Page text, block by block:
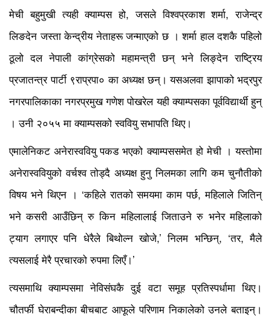
मेची बहुमुखी त्यही क्याम्पस हो, जसले विश्वप्रकाश शर्मा, राजेन्द्र
लिङदेन जस्ता केन्द्रीय नेताहरू जन्माएको छ । शर्मा हाल दशकै पहिलो
ठूलो दल नेपाली कांग्रेसको महामन्त्री छन् भने लिङ्देन राष्ट्रिय
प्रजातन्त्र पार्टी ९राप्रपा० का अध्यक्ष छन्। यसअलवा झापाको भद्रपुर
नगरपालिकाका नगरप्रमुख गणेश पोखरेल यही क्याम्पसका पूर्वविद्यार्थी हुन्
। उनी २०५५ मा क्याम्पसको स्ववियु सभापति थिए।
एमालेनिकट अनेरास्ववियु पकड भएको क्याम्पससमेत हो मेची । यस्तोमा
अनेरास्ववियुको वर्चश्व तोड्दै अध्यक्ष हुनु निलमका लागि कम चुनौतीको
विषय भने थिएन । ‘कहिले रातको समयमा काम पर्छ, महिलाले जितिन्
भने कसरी आउँछिन् रु किन महिलालाई जिताउने रु भनेर महिलाको
ट्याग लगाएर पनि धेरैले बिथोल्न खोजे,’ निलम भन्छिन्, ‘तर, मैले
त्यसलाई मेरै प्रचारको रुपमा लिएँ।’
त्यसमाथि क्याम्पसमा नेविसंघकै दुई वटा समूह प्रतिस्पर्धामा थिए।
चौतर्फी घेराबन्दीका बीचबाट आफूले परिणाम निकालेको उनले बताइन्।